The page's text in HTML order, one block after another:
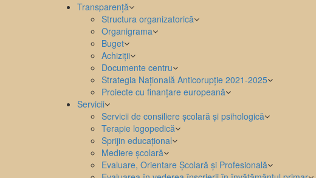
Transparență
Structura organizatorică
Organigrama
Buget
Achiziții
Documente centru
Strategia Națională Anticorupție 2021-2025
Proiecte cu finanțare europeană
Servicii
Servicii de consiliere școlară și psihologică
Terapie logopedică
Sprijin educațional
Mediere școlară
Evaluare, Orientare Școlară și Profesională